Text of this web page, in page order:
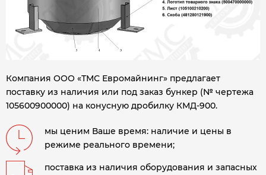
Компания ООО «ТМС Евромайнинг» предлагает
поставку из наличия или под заказ бункер (№ чертежа
105600900000) на конусную дробилку КМД-900.
мы ценим Ваше время: наличие и цены в
режиме реального времени;
поставка из наличия оборудования и запасных